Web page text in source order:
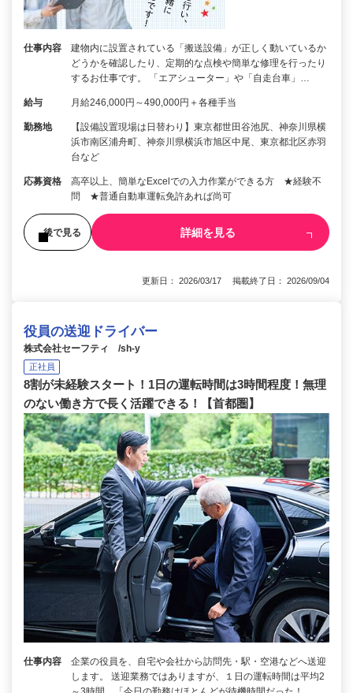
仕事内容
建物内に設置されている「搬送設備」が正しく動いているか
どうかを確認したり、定期的な点検や簡単な修理を行ったり
するお仕事です。 「エアシューター」や「自走台車」…
給与 月給246,000円～490,000円＋各種手当
勤務地
【設備設置現場は日替わり】東京都世田谷池尻、神奈川県横
浜市南区浦舟町、神奈川県横浜市旭区中尾、東京都北区赤羽
台など
応募資格
高卒以上、簡単なExcelでの入力作業ができる方 ★経験不
問 ★普通自動車運転免許あれば尚可
後で見る 詳細を見る
更新日： 2026/03/17 掲載終了日： 2026/09/04
役員の送迎ドライバー
株式会社セーフティ /sh-y
正社員
8割が未経験スタート！1日の運転時間は3時間程度！無理
のない働き方で長く活躍できる！【首都圏】
仕事内容
企業の役員を、自宅や会社から訪問先・駅・空港などへ送迎
します。 送迎業務ではありますが、１日の運転時間は平均2